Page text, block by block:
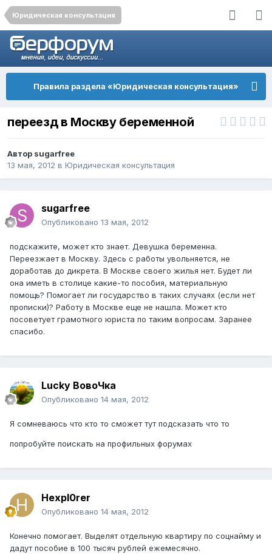
Юридическая консультация
Правила раздела «Юридическая консультация»
переезд в Москву беременной
Автор sugarfree
13 мая, 2012 в Юридическая консультация
sugarfree
Опубликовано 13 мая, 2012
подскажите, может кто знает. Девушка беременна.
Переезжает в Москву. Здесь с работы увольняется, не
доработав до дикрета. В Москве своего жилья нет. Будет ли
она иметь в столице какие-то пособия, материальную
помощь? Помогает ли государство в таких случаях (если нет
прописки)? Работу в Москве еще не нашла. Может кто
посоветует грамотного юриста по таким вопросам. Заранее
спасибо.
Lucky ВовоЧка
Опубликовано 14 мая, 2012
Я сомневаюсь что кто то сможет тут подсказать что то
попробуйте поискать на профильных форумах
Hexpl0rer
Опубликовано 14 мая, 2012
Конечно помогает. Выделят отдельную квартиру по соцнайму и
дадут пособие в 100 тысяч рублей ежемесячно.